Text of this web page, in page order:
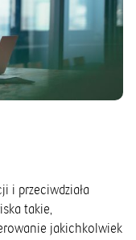
i przeciwdziała
takie,
jakichkolwiek